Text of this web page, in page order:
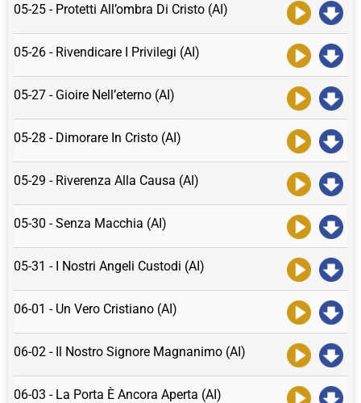
05-25 - Protetti All’ombra Di Cristo (AI)
05-26 - Rivendicare I Privilegi (AI)
05-27 - Gioire Nell’eterno (AI)
05-28 - Dimorare In Cristo (AI)
05-29 - Riverenza Alla Causa (AI)
05-30 - Senza Macchia (AI)
05-31 - I Nostri Angeli Custodi (AI)
06-01 - Un Vero Cristiano (AI)
06-02 - Il Nostro Signore Magnanimo (AI)
06-03 - La Porta È Ancora Aperta (AI)